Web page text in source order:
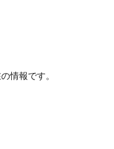
情報です。